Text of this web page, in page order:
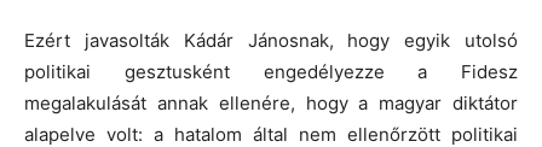
Ezért javasolták Kádár Jánosnak, hogy egyik utolsó
politikai gesztusként engedélyezze a Fidesz
megalakulását annak ellenére, hogy a magyar diktátor
alapelve volt: a hatalom által nem ellenőrzött politikai